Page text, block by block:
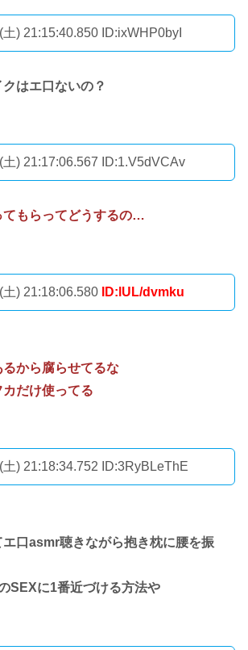
) 21:15:40.850 ID:ixWHP0byI
はエ口ないの？
) 21:17:06.567 ID:1.V5dVCAv
てもらってどうするの…
) 21:18:06.580 ID:lUL/dvmku
から腐らせてるな
だけ使ってる
) 21:18:34.752 ID:3RyBLeThE
エ口asmr聴きながら抱き枕に腰を振
SEXに1番近づける方法や